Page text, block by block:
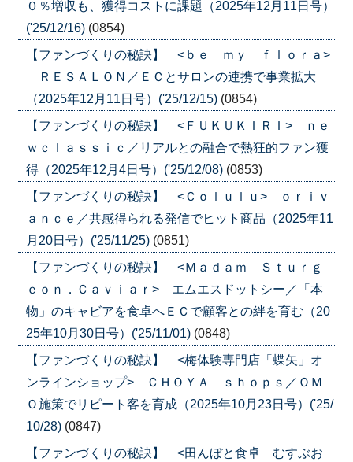
０％増収も、獲得コストに課題（2025年12月11日号）
('25/12/16) (0854)
【ファンづくりの秘訣】 <ｂｅ ｍｙ ｆｌｏｒａ>
ＲＥＳＡＬＯＮ／ＥＣとサロンの連携で事業拡大
（2025年12月11日号）('25/12/15) (0854)
【ファンづくりの秘訣】 <ＦＵＫＵＫＩＲＩ> ｎｅ
ｗｃｌａｓｓｉｃ／リアルとの融合で熱狂的ファン獲
得（2025年12月4日号）('25/12/08) (0853)
【ファンづくりの秘訣】 <Ｃｏｌｕｌｕ> ｏｒｉｖ
ａｎｃｅ／共感得られる発信でヒット商品（2025年11
月20日号）('25/11/25) (0851)
【ファンづくりの秘訣】 <Ｍａｄａｍ Ｓｔｕｒｇ
ｅｏｎ．Ｃａｖｉａｒ> エムエスドットシー／「本
物」のキャビアを食卓へＥＣで顧客との絆を育む（20
25年10月30日号）('25/11/01) (0848)
【ファンづくりの秘訣】 <梅体験専門店「蝶矢」オ
ンラインショップ> ＣＨＯＹＡ ｓｈｏｐｓ／ＯＭ
Ｏ施策でリピート客を育成（2025年10月23日号）('25/
10/28) (0847)
【ファンづくりの秘訣】 <田んぼと食卓 むすぶお